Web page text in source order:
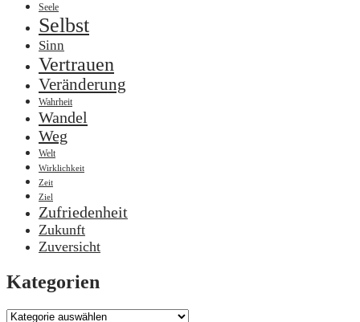
Seele
Selbst
Sinn
Vertrauen
Veränderung
Wahrheit
Wandel
Weg
Welt
Wirklichkeit
Zeit
Ziel
Zufriedenheit
Zukunft
Zuversicht
Kategorien
Kategorien